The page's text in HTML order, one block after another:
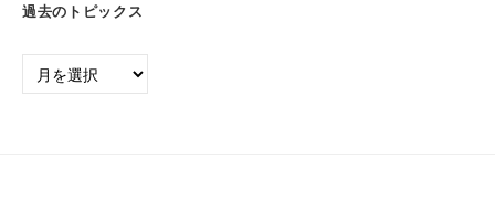
過去のトピックス
過